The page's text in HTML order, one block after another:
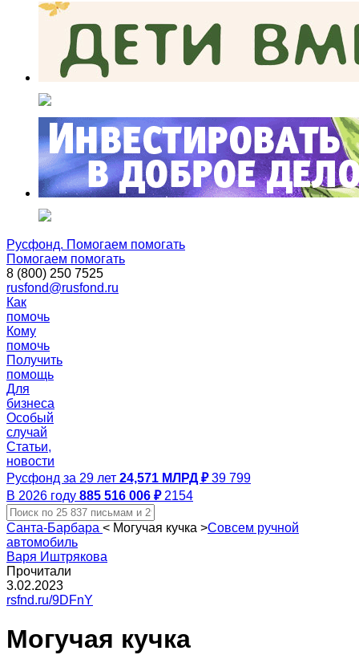
Русфонд. Помогаем помогать
Помогаем помогать
8 (800) 250 7525
rusfond@rusfond.ru
Как
помочь
Кому
помочь
Получить
помощь
Для
бизнеса
Особый
случай
Статьи,
новости
Русфонд за 29 лет 24,571 МЛРД ₽ 39 799
В 2026 году 885 516 006 ₽ 2154
Санта-Барбара < Могучая кучка >Совсем ручной
автомобиль
Варя Иштрякова
Прочитали
3.02.2023
rsfnd.ru/9DFnY
Могучая кучка